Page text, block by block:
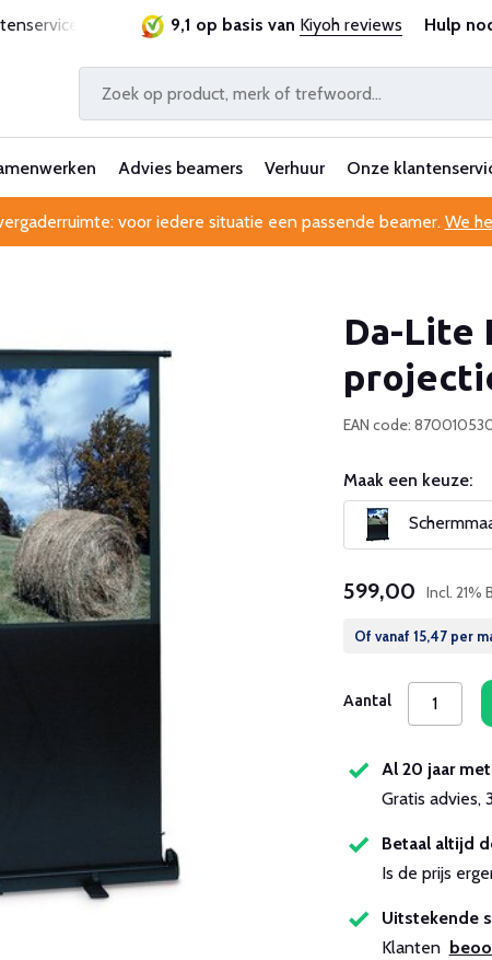
Originele kwaliteitsproducten Laagste
9,1 op basis van Kiyoh reviews Hulp
Advies beamers Verhuur Onze
voor iedere situatie een passende beamer. We
Da-Lite
EAN code:
Maak een keuze:
599,00 Incl. 21%
Of vanaf 15,47per
Aantal
Al 20 jaar
Gratis advies,
Betaal altijd
Is de prijs
Uitstekende
Klanten